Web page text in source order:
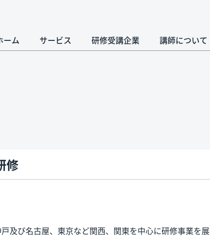
ーム サービス 研修受講企業 講師について
修
及び名古屋、東京など関西、関東を中心に研修事業を